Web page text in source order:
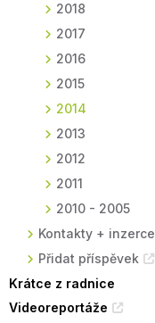
2018
2017
2016
2015
2014
2013
2012
2011
2010 - 2005
Kontakty + inzerce
Přidat příspěvek
Krátce z radnice
Videoreportáže